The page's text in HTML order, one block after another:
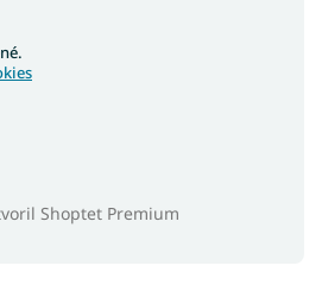
Shoptet Premium